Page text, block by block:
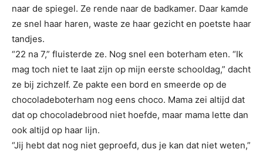
naar de spiegel. Ze rende naar de badkamer. Daar kamde
ze snel haar haren, waste ze haar gezicht en poetste haar
tandjes.
“22 na 7,” fluisterde ze. Nog snel een boterham eten. “Ik
mag toch niet te laat zijn op mijn eerste schooldag,” dacht
ze bij zichzelf. Ze pakte een bord en smeerde op de
chocoladeboterham nog eens choco. Mama zei altijd dat
dat op chocoladebrood niet hoefde, maar mama lette dan
ook altijd op haar lijn.
“Jij hebt dat nog niet geproefd, dus je kan dat niet weten,”